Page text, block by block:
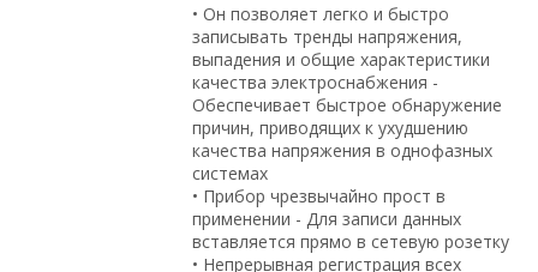
• Он позволяет легко и быстро
записывать тренды напряжения,
выпадения и общие характеристики
качества электроснабжения -
Обеспечивает быстрое обнаружение
причин, приводящих к ухудшению
качества напряжения в однофазных
системах
• Прибор чрезвычайно прост в
применении - Для записи данных
вставляется прямо в сетевую розетку
• Непрерывная регистрация всех